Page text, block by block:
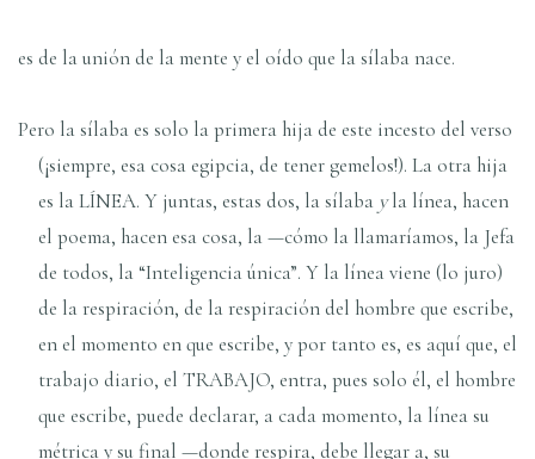
es de la unión de la mente y el oído que la sílaba nace.
Pero la sílaba es solo la primera hija de este incesto del verso
(¡siempre, esa cosa egipcia, de tener gemelos!). La otra hija
es la LÍNEA. Y juntas, estas dos, la sílaba yla línea, hacen
el poema, hacen esa cosa, la —cómo la llamaríamos, la Jefa
de todos, la “Inteligencia única”. Y la línea viene (lo juro)
de la respiración, de la respiración del hombre que escribe,
en el momento en que escribe, y por tanto es, es aquí que, el
trabajo diario, el TRABAJO, entra, pues solo él, el hombre
que escribe, puede declarar, a cada momento, la línea su
métrica y su final —donde respira, debe llegar a, su